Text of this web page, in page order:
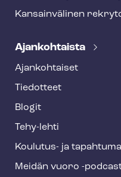
Kansainvälinen
Ajankohtaista
Ajankohtaiset
Tiedotteet
Blogit
Tehy-lehti
Koulutus- ja
Meidän vuoro -